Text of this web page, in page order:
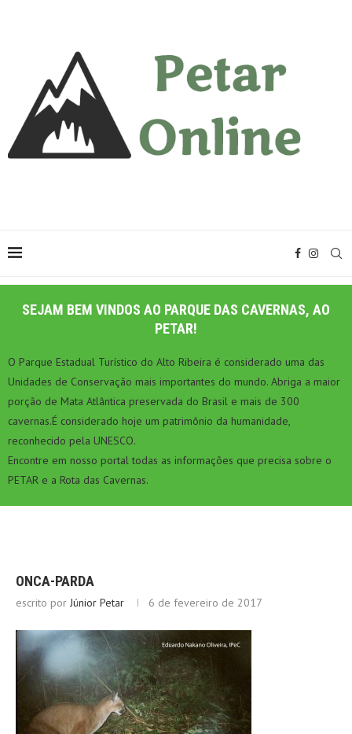
SEJAM BEM VINDOS AO PARQUE DAS CAVERNAS, AO
PETAR!
O Parque Estadual Turístico do Alto Ribeira é considerado uma das
Unidades de Conservação mais importantes do mundo. Abriga a maior
porção de Mata Atlântica preservada do Brasil e mais de 300
cavernas.É considerado hoje um patrimônio da humanidade,
reconhecido pela UNESCO.
Encontre em nosso portal todas as informações que precisa sobre o
PETAR e a Rota das Cavernas.
ONCA-PARDA
escrito por Júnior Petar 6 de fevereiro de 2017